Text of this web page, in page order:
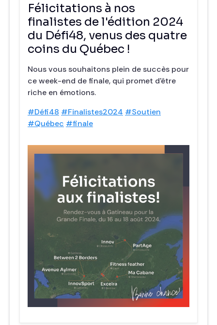
Félicitations à nos
finalistes de l'édition 2024
du Défi48, venus des quatre
coins du Québec !
Nous vous souhaitons plein de succès pour
ce week-end de finale, qui promet d'être
riche en émotions.
#Défi48 #Finalistes2024 #Soutien
#Québec #finale